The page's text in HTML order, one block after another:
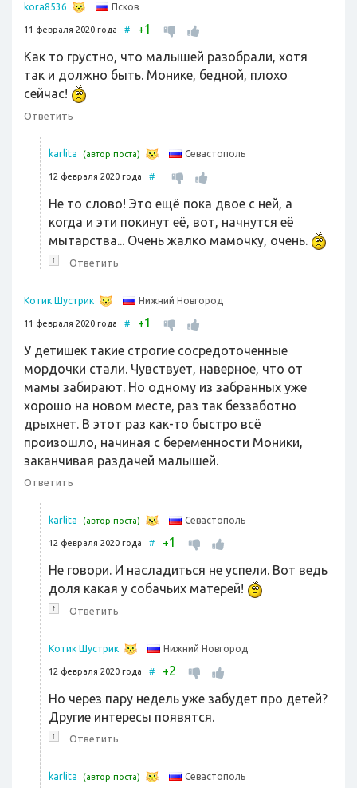
kora8536 Псков
11 февраля 2020 года # +1
Как то грустно, что малышей разобрали, хотя
так и должно быть. Монике, бедной, плохо
сейчас!
Ответить
karlita (автор поста) Севастополь
12 февраля 2020 года #
Не то слово! Это ещё пока двое с ней, а
когда и эти покинут её, вот, начнутся её
мытарства... Очень жалко мамочку, очень.
↑ Ответить
Котик Шустрик Нижний Новгород
11 февраля 2020 года # +1
У детишек такие строгие сосредоточенные
мордочки стали. Чувствует, наверное, что от
мамы забирают. Но одному из забранных уже
хорошо на новом месте, раз так беззаботно
дрыхнет. В этот раз как-то быстро всё
произошло, начиная с беременности Моники,
заканчивая раздачей малышей.
Ответить
karlita (автор поста) Севастополь
12 февраля 2020 года # +1
Не говори. И насладиться не успели. Вот ведь
доля какая у собачьих матерей!
↑ Ответить
Котик Шустрик Нижний Новгород
12 февраля 2020 года # +2
Но через пару недель уже забудет про детей?
Другие интересы появятся.
↑ Ответить
karlita (автор поста) Севастополь